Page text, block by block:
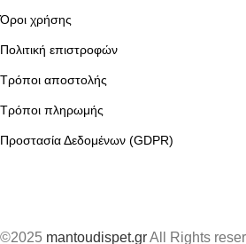
Όροι χρήσης
Πολιτική επιστροφών
Τρόποι αποστολής
Τρόποι πληρωμής
Προστασία Δεδομένων (GDPR)
©2025 mantoudispet.grAll Rights